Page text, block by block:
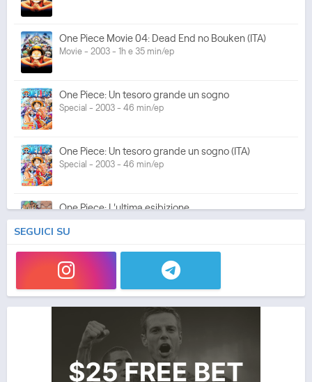
One Piece Movie 04: Dead End no Bouken (ITA)
Movie - 2003 - 1h e 35 min/ep
One Piece: Un tesoro grande un sogno
Special - 2003 - 46 min/ep
One Piece: Un tesoro grande un sogno (ITA)
Special - 2003 - 46 min/ep
One Piece: L'ultima esibizione
Special - 2003 - 45 min/ep
One Piece: L'ultima esibizione (ITA)
Special - 2003 - 45 min/ep
One Piece Movie 05: Norowareta Seiken
Movie - 2004 - 1h e 35 min/ep
One Piece Movie 05: Norowareta Seiken (ITA)
SEGUICI SU